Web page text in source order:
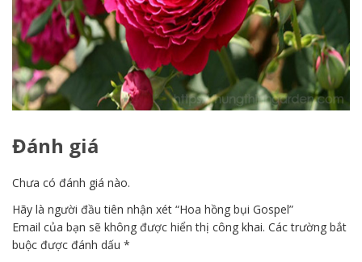
Đánh giá
Chưa có đánh giá nào.
Hãy là người đầu tiên nhận xét “Hoa hồng bụi Gospel”
Email của bạn sẽ không được hiển thị công khai. Các trường bắt
buộc được đánh dấu *